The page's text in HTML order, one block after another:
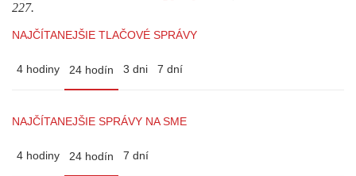
227.
NAJČÍTANEJŠIE TLAČOVÉ SPRÁVY
4 hodiny 24 hodín 3 dni 7 dní
NAJČÍTANEJŠIE SPRÁVY NA SME
4 hodiny 24 hodín 7 dní